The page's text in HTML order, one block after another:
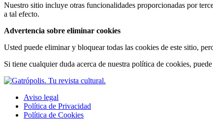
Nuestro sitio incluye otras funcionalidades proporcionadas por
a tal efecto.
Advertencia sobre eliminar cookies
Usted puede eliminar y bloquear todas las cookies de este sitio,
Si tiene cualquier duda acerca de nuestra política de cookies,
Aviso legal
Política de Privacidad
Política de Cookies